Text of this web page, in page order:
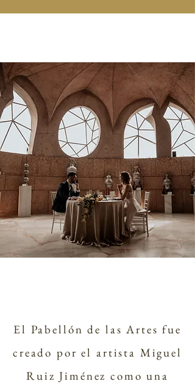
El Pabellón de las Artes fue
creado por el artista Miguel
Ruiz Jiménez como una